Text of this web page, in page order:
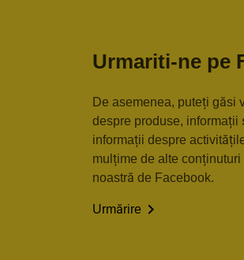
Urmariti-ne pe
De asemenea, puteți găsi
despre produse, informații
informații despre
mulțime de alte conținuturi
noastră de Facebook.
Urmărire 